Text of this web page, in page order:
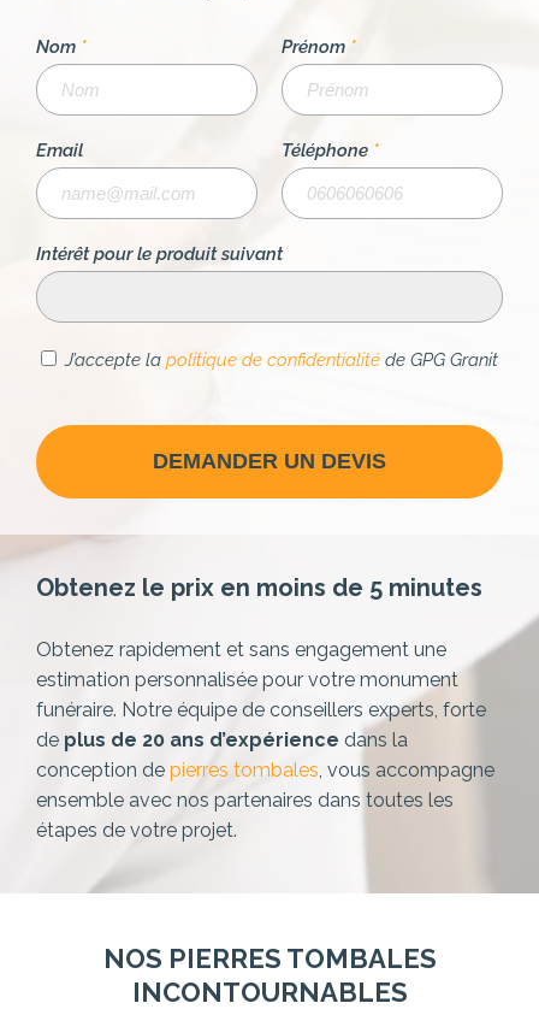
Nom * Prénom *
Email Téléphone *
Intérêt pour le produit suivant
J’accepte la politique de confidentialité de GPG Granit
DEMANDER UN DEVIS
Obtenez le prix en moins de 5 minutes
Obtenez rapidement et sans engagement une
estimation personnalisée pour votre monument
funéraire. Notre équipe de conseillers experts, forte
de plus de 20 ans d’expérience dans la
conception de pierres tombales, vous accompagne
ensemble avec nos partenaires dans toutes les
étapes de votre projet.
NOS PIERRES TOMBALES
INCONTOURNABLES